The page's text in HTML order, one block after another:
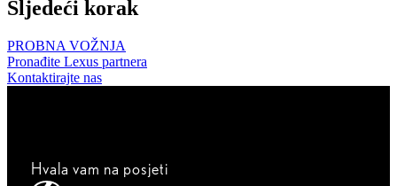
Sljedeći korak
PROBNA VOŽNJA
Pronađite Lexus partnera
Kontaktirajte nas
Hvala vam na posjeti